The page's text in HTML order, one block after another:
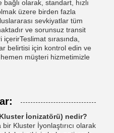
olarak, standart, hızlı
üzere birden fazla
sevkiyatlar tüm
ve sorunsuz transit
sırasında,
belirtisi için kontrol edin ve
müşteri hizmetimizle
İonizatörü) nedir?
Kluster İyonlaştırıcı olarak